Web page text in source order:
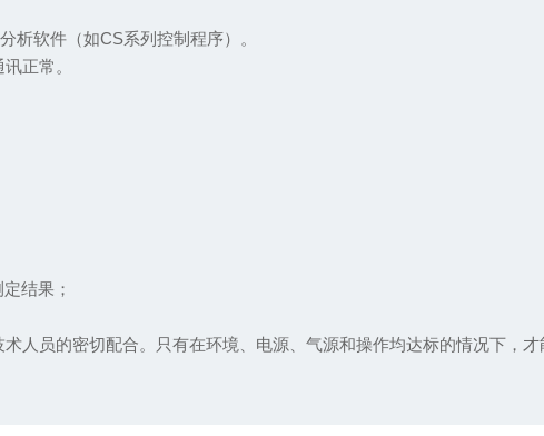
析软件（如CS系列控制程序）。
讯正常。
定结果；
人员的密切配合。只有在环境、电源、气源和操作均达标的情况下，才